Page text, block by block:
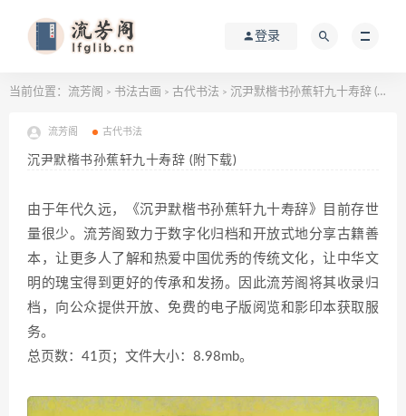
登录
当前位置： 流芳阁 > 书法古画 > 古代书法 > 沉尹默楷书孙蕉轩九十寿辞 (附下载)
流芳阁 古代书法
沉尹默楷书孙蕉轩九十寿辞 (附下载)
由于年代久远，《沉尹默楷书孙蕉轩九十寿辞》目前存世
量很少。流芳阁致力于数字化归档和开放式地分享古籍善
本，让更多人了解和热爱中国优秀的传统文化，让中华文
明的瑰宝得到更好的传承和发扬。因此流芳阁将其收录归
档，向公众提供开放、免费的电子版阅览和影印本获取服
务。
总页数：41页；文件大小：8.98mb。